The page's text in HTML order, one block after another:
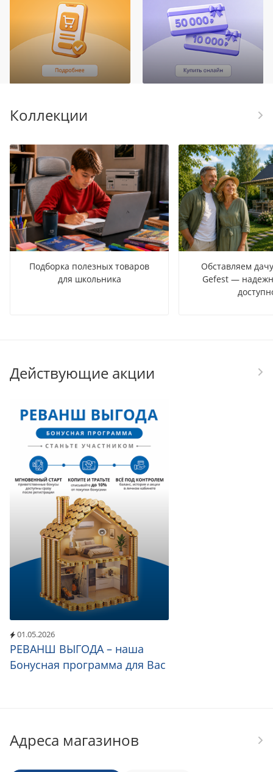
Коллекции
Подборка полезных товаров
для школьника
Обставляем
Gefest —
Действующие акции
01.05.2026
РЕВАНШ ВЫГОДА – наша
Бонусная программа для Вас
Адреса магазинов